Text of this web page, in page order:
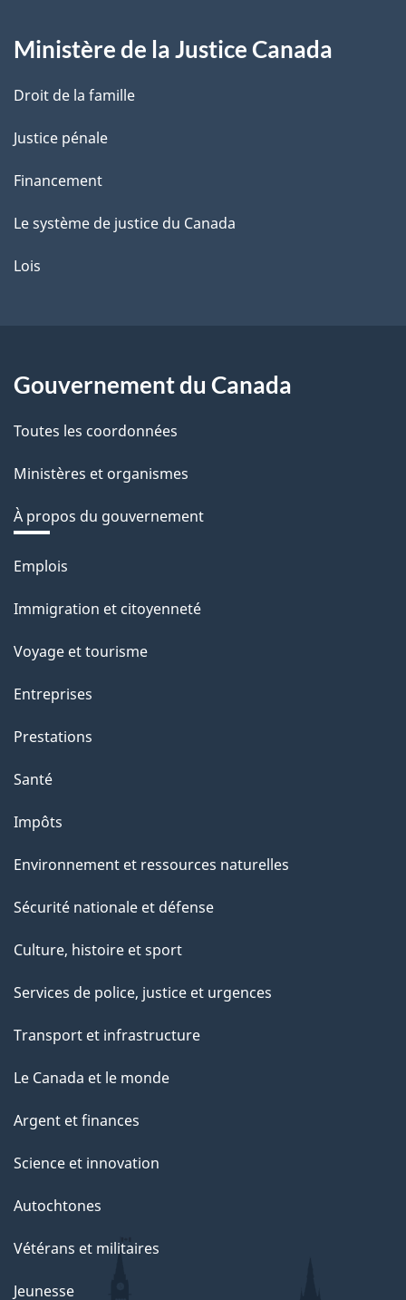
e
Ministère de la Justice Canada
Droit de la famille
Justice pénale
Financement
Le système de justice du Canada
Lois
Gouvernement du Canada
Toutes les coordonnées
Ministères et organismes
À propos du gouvernement
Thèmes
sujets
Emplois
Immigration et citoyenneté
Voyage et tourisme
Entreprises
Prestations
Santé
Impôts
Environnement et ressources naturelles
Sécurité nationale et défense
Culture, histoire et sport
Services de police, justice et urgences
Transport et infrastructure
Le Canada et le monde
Argent et finances
Science et innovation
Autochtones
Vétérans et militaires
Jeunesse